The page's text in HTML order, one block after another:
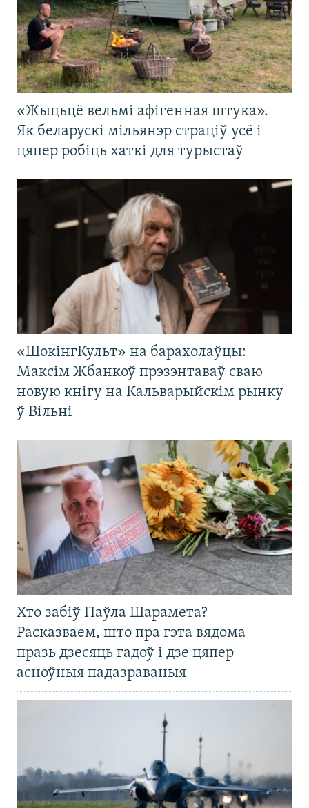
«Жыцьцё вельмі афігенная штука».
Як беларускі мільянэр страціў усё і
цяпер робіць хаткі для турыстаў
«ШокінгКульт» на барахолаўцы:
Максім Жбанкоў прэзэнтаваў сваю
новую кнігу на Кальварыйскім рынку
ў Вільні
Хто забіў Паўла Шарамета?
Расказваем, што пра гэта вядома
празь дзесяць гадоў і дзе цяпер
асноўныя падазраваныя